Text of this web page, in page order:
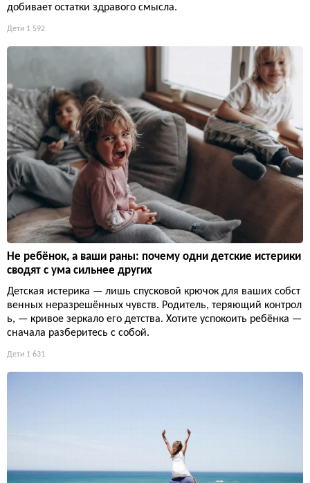
добивает остатки здравого смысла.
Дети 1 592
Не ребёнок, а ваши раны: почему одни детские истерики
сводят с ума сильнее других
Детская истерика — лишь спусковой крючок для ваших собст
венных неразрешённых чувств. Родитель, теряющий контрол
ь, — кривое зеркало его детства. Хотите успокоить ребёнка —
сначала разберитесь с собой.
Дети 1 631